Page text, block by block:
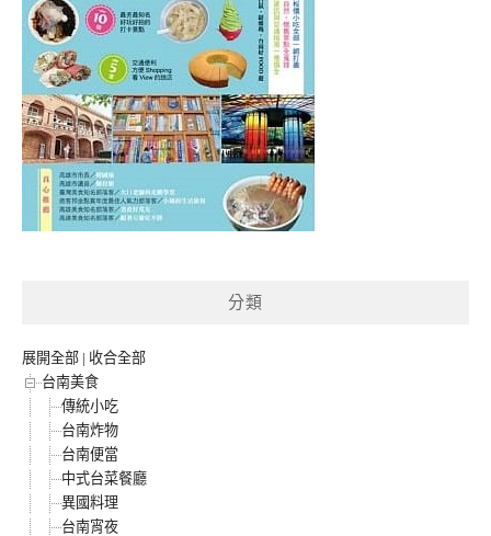
分類
展開全部 | 收合全部
台南美食
傳統小吃
台南炸物
台南便當
中式台菜餐廳
異國料理
台南宵夜